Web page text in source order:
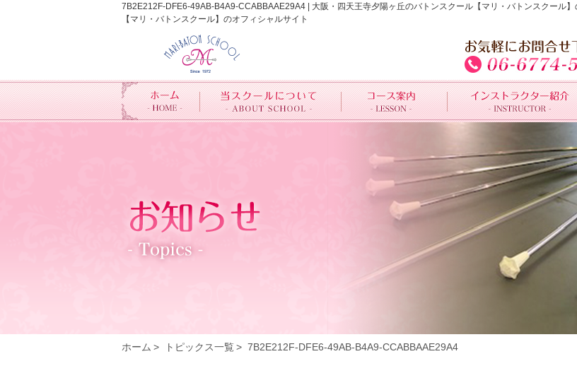
7B2E212F-DFE6-49AB-B4A9-CCABBAAE29A4 | 大阪・四天王寺夕陽ヶ丘のバトンスクール【マリ・バトンスクール
【マリ・バトンスクール】のオフィシャルサイト
ホーム トピックス一覧 7B2E212F-DFE6-49AB-B4A9-CCABBAAE29A4